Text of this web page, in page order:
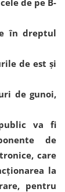
de pe B-
în dreptul
de est și
de gunoi,
va fi
de
care
la
pentru